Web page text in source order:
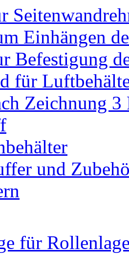
Einhängen
Befestigung
für
Zeichnung
und
für